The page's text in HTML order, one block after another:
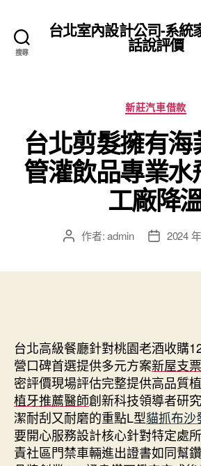
搜尋
台北室內設計公司-系統
話說評價
分
類
新莊汽車借款
台北剪髮擁有
管灌飲品專業水
工廠降
文 作者:admin
文 2024
台北高級餐廳針對桃園老酒收購
營口碑首選提供多元方案新屋支
密評價現場評估完整提供高品質
植牙推薦醫師創新科技領導者研
潔耐刮又耐磨的重點L型貓抓布沙
要開心服務設計核心針對特定處
責社區門禁車輛進出證書如同幫